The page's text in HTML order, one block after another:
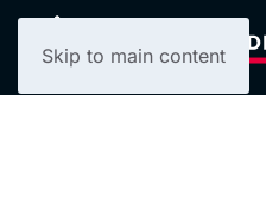
Skip to main content